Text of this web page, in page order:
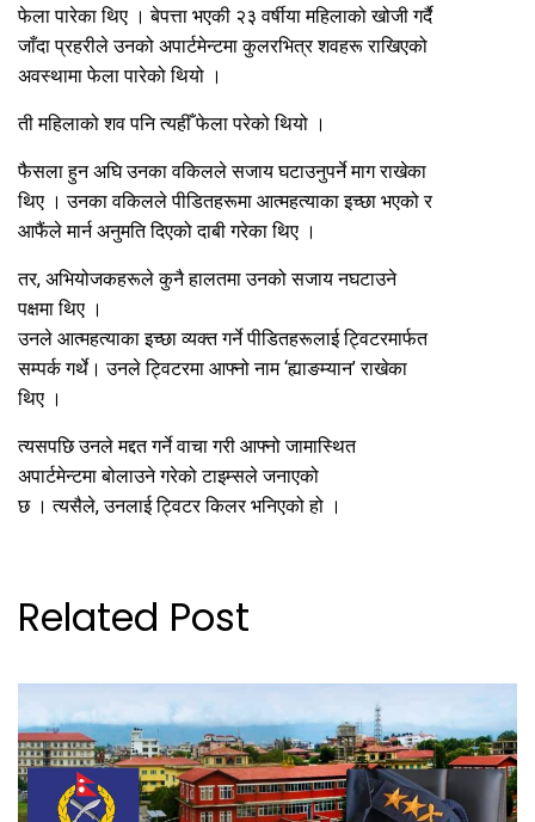
फेला पारेका थिए । बेपत्ता भएकी २३ वर्षीया महिलाको खोजी गर्दै
जाँदा प्रहरीले उनको अपार्टमेन्टमा कुलरभित्र शवहरू राखिएको
अवस्थामा फेला पारेको थियो ।
ती महिलाको शव पनि त्यहीँ फेला परेको थियो ।
फैसला हुन अघि उनका वकिलले सजाय घटाउनुपर्ने माग राखेका
थिए । उनका वकिलले पीडितहरूमा आत्महत्याका इच्छा भएको र
आफैंले मार्न अनुमति दिएको दाबी गरेका थिए ।
तर, अभियोजकहरूले कुनै हालतमा उनको सजाय नघटाउने
पक्षमा थिए ।
उनले आत्महत्याका इच्छा व्यक्त गर्ने पीडितहरूलाई ट्विटरमार्फत
सम्पर्क गर्थे। उनले ट्विटरमा आफ्नो नाम ‘ह्याङम्यान’ राखेका
थिए ।
त्यसपछि उनले मद्दत गर्ने वाचा गरी आफ्नो जामास्थित
अपार्टमेन्टमा बोलाउने गरेको टाइम्सले जनाएको
छ । त्यसैले, उनलाई ट्विटर किलर भनिएको हो ।
Related Post